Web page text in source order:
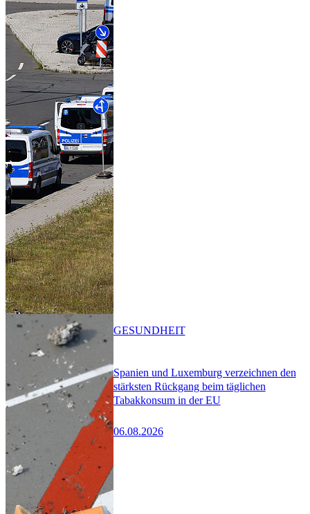
Spanien und Luxemburg verzeichnen den
stärksten Rückgang beim täglichen
Tabakkonsum in der EU
06.08.2026
GESUNDHEIT